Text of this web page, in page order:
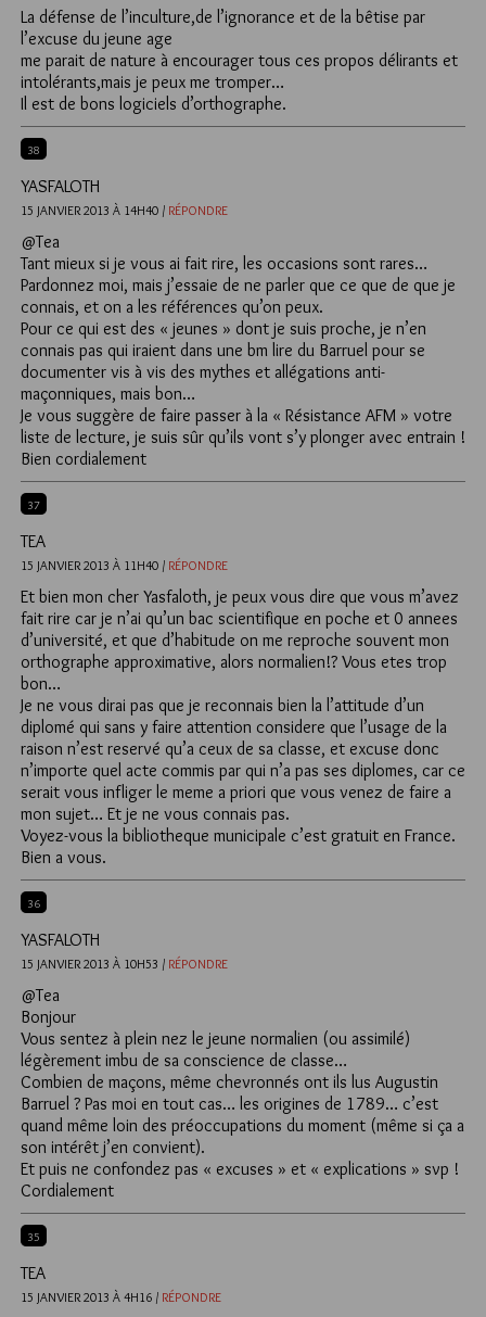
La défense de l’inculture,de l’ignorance et de la bêtise par
l’excuse du jeune age
me parait de nature à encourager tous ces propos délirants et
intolérants,mais je peux me tromper…
Il est de bons logiciels d’orthographe.
38
YASFALOTH
15 JANVIER 2013 À 14H40 / RÉPONDRE
@Tea
Tant mieux si je vous ai fait rire, les occasions sont rares…
Pardonnez moi, mais j’essaie de ne parler que ce que de que je
connais, et on a les références qu’on peux.
Pour ce qui est des « jeunes » dont je suis proche, je n’en
connais pas qui iraient dans une bm lire du Barruel pour se
documenter vis à vis des mythes et allégations anti-
maçonniques, mais bon…
Je vous suggère de faire passer à la « Résistance AFM » votre
liste de lecture, je suis sûr qu’ils vont s’y plonger avec entrain !
Bien cordialement
37
TEA
15 JANVIER 2013 À 11H40 / RÉPONDRE
Et bien mon cher Yasfaloth, je peux vous dire que vous m’avez
fait rire car je n’ai qu’un bac scientifique en poche et 0 annees
d’université, et que d’habitude on me reproche souvent mon
orthographe approximative, alors normalien!? Vous etes trop
bon…
Je ne vous dirai pas que je reconnais bien la l’attitude d’un
diplomé qui sans y faire attention considere que l’usage de la
raison n’est reservé qu’a ceux de sa classe, et excuse donc
n’importe quel acte commis par qui n’a pas ses diplomes, car ce
serait vous infliger le meme a priori que vous venez de faire a
mon sujet… Et je ne vous connais pas.
Voyez-vous la bibliotheque municipale c’est gratuit en France.
Bien a vous.
36
YASFALOTH
15 JANVIER 2013 À 10H53 / RÉPONDRE
@Tea
Bonjour
Vous sentez à plein nez le jeune normalien (ou assimilé)
légèrement imbu de sa conscience de classe…
Combien de maçons, même chevronnés ont ils lus Augustin
Barruel ? Pas moi en tout cas… les origines de 1789… c’est
quand même loin des préoccupations du moment (même si ça a
son intérêt j’en convient).
Et puis ne confondez pas « excuses » et « explications » svp !
Cordialement
35
TEA
15 JANVIER 2013 À 4H16 / RÉPONDRE